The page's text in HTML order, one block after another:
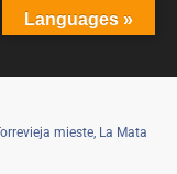
mieste, La Mata
Languages »